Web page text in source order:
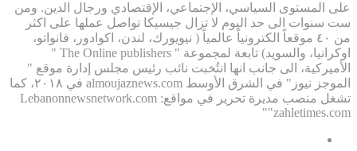
على المستوى السياسي، الإجتماعي، الإقتصادي ورجال الدين. ومن
ست سنوات الى حد اليوم لا تزال جيسيكا تواصل عملها على اكثر
من ٤٠ موقعاً الكترونياً عالمياً ( نيويورك، لندن، اكوادور، فانواتو،
اوكرانيا، والسويد) تابعة لمجموعة " The Online publishers "
الأميركية، الى جانب انها انتُخبت نائب رئيس مجلس إدارة موقع "
الموجز نيوز" في الشرق الأوسط almoujaznews.com في ٢٠١٨، كما
تشغل منصب مديرة تحرير في مواقع: Lebanonnewsnetwork.com
"zahletimes.com"